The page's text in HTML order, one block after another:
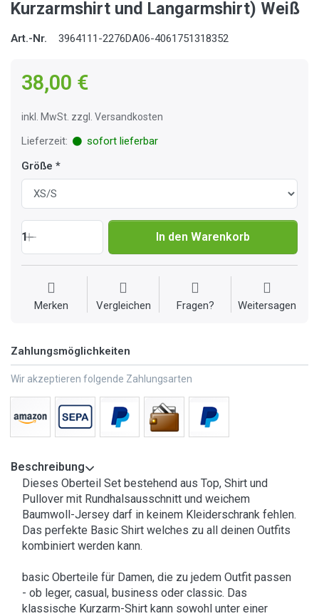
Kurzarmshirt und Langarmshirt) Weiß
Art.-Nr. 3964111-2276DA06-4061751318352
38,00 €
inkl. MwSt. zzgl. Versandkosten
Lieferzeit:
sofort lieferbar
Größe
1 In den Warenkorb
Merken Vergleichen Fragen? Weitersagen
Zahlungsmöglichkeiten
Wir akzeptieren folgende Zahlungsarten
Beschreibung
Dieses Oberteil Set bestehend aus Top, Shirt und
Pullover mit Rundhalsausschnitt und weichem
Baumwoll-Jersey darf in keinem Kleiderschrank fehlen.
Das perfekte Basic Shirt welches zu all deinen Outfits
kombiniert werden kann.
basic Oberteile für Damen, die zu jedem Outfit passen
- ob leger, casual, business oder classic. Das
klassische Kurzarm-Shirt kann sowohl unter einer